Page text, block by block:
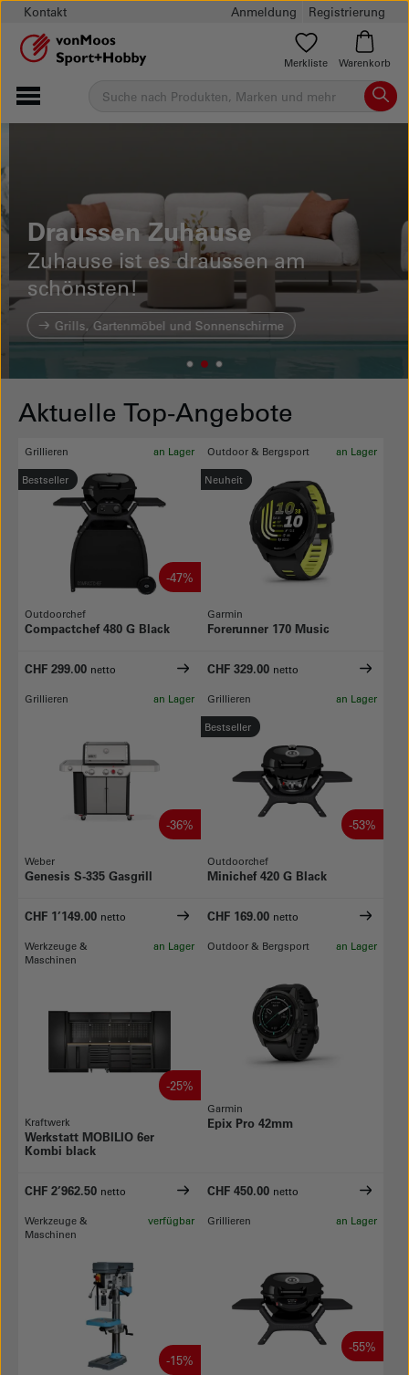
Kontakt Anmeldung Registrierung
Merkliste Warenkorb
Draussen Zuhause
Zuhause ist es draussen am
schönsten!
Grills, Gartenmöbel und Sonnenschirme
1 2Current Item
3
Aktuelle Top-Angebote
Grillieren an Lager
Bestseller
-47%
Outdoorchef
Compactchef 480 G Black
CHF 299.00 netto
Outdoor & Bergsport an Lager
Neuheit
Garmin
Forerunner 170 Music
CHF 329.00 netto
Grillieren an Lager
-36%
Weber
Genesis S-335 Gasgrill
CHF 1’149.00 netto
Grillieren an Lager
Bestseller
-53%
Outdoorchef
Minichef 420 G Black
CHF 169.00 netto
Werkzeuge &
Maschinen
an Lager
-25%
Kraftwerk
Werkstatt MOBILIO 6er
Kombi black
CHF 2’962.50 netto
Outdoor & Bergsport an Lager
Garmin
Epix Pro 42mm
CHF 450.00 netto
Werkzeuge &
Maschinen
verfügbar
-15%
Grillieren an Lager
-55%